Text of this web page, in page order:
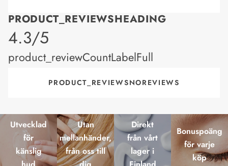
PRODUCT_REVIEWSHEADING
product_rating
4.3/5
product_reviewCountLabelFull
PRODUCT_REVIEWSNOREVIEWS
Utvecklad
för
känslig
Utan
mellanhänder,
från oss till
Direkt
från vårt
lager i
Bonuspoäng
för varje
köp